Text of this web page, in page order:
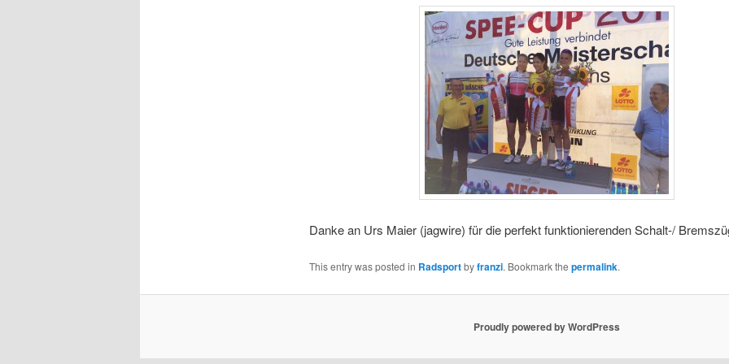
Danke an Urs Maier (jagwire) für die perfekt funktionierenden Schalt-/
This entry was posted in Radsportbyfranzi. Bookmark the permalink.
Proudly powered by WordPress